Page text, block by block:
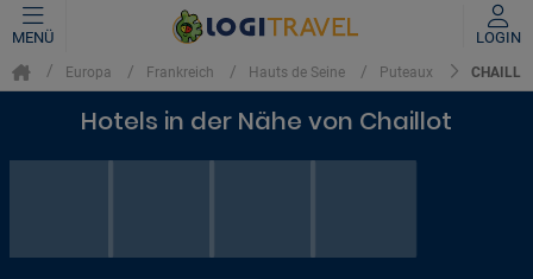
MENÜ LOGIN
Europa Frankreich Hauts de Seine Puteaux
Hotels in der Nähe von Chaillot